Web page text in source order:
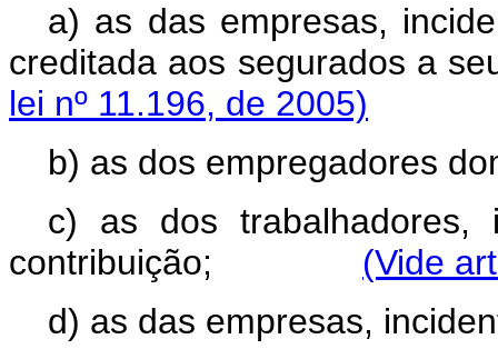
a) as das empresas,
creditada aos
lei nº 11.196, de 2005)
b) as dos empregadores
c) as dos trabalhadores,
contribuição; (Vide
d) as das empresas,